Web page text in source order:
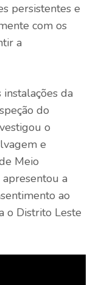
persistentes e
com os
a
da
do
o
e
Meio
a
ao
o Distrito Leste